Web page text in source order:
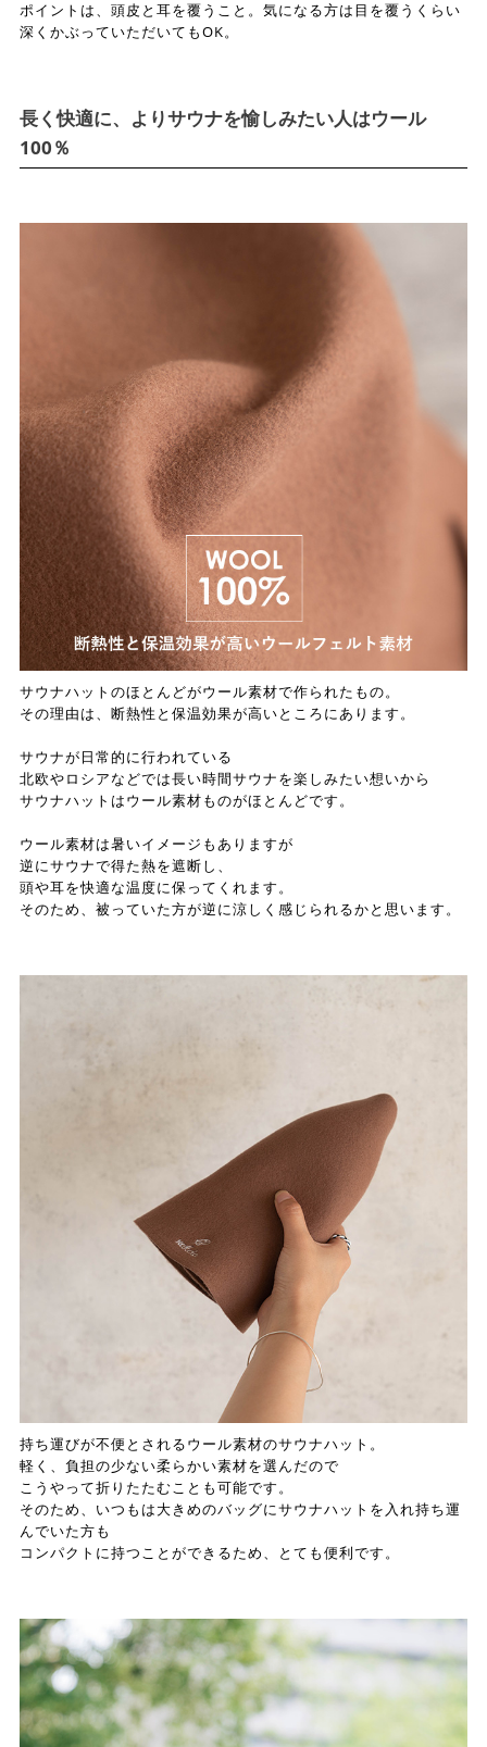
ポイントは、頭皮と耳を覆うこと。気になる方は目を覆うくらい
深くかぶっていただいてもOK。
長く快適に、よりサウナを愉しみたい人はウール
100％
サウナハットのほとんどがウール素材で作られたもの。
その理由は、断熱性と保温効果が高いところにあります。
サウナが日常的に行われている
北欧やロシアなどでは長い時間サウナを楽しみたい想いから
サウナハットはウール素材ものがほとんどです。
ウール素材は暑いイメージもありますが
逆にサウナで得た熱を遮断し、
頭や耳を快適な温度に保ってくれます。
そのため、被っていた方が逆に涼しく感じられるかと思います。
持ち運びが不便とされるウール素材のサウナハット。
軽く、負担の少ない柔らかい素材を選んだので
こうやって折りたたむことも可能です。
そのため、いつもは大きめのバッグにサウナハットを入れ持ち運
んでいた方も
コンパクトに持つことができるため、とても便利です。